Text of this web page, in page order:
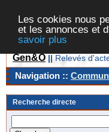
Les cookies nous
et les annonces et
savoir plus
Gen&O || Relevés
Navigation ::
Recherche directe